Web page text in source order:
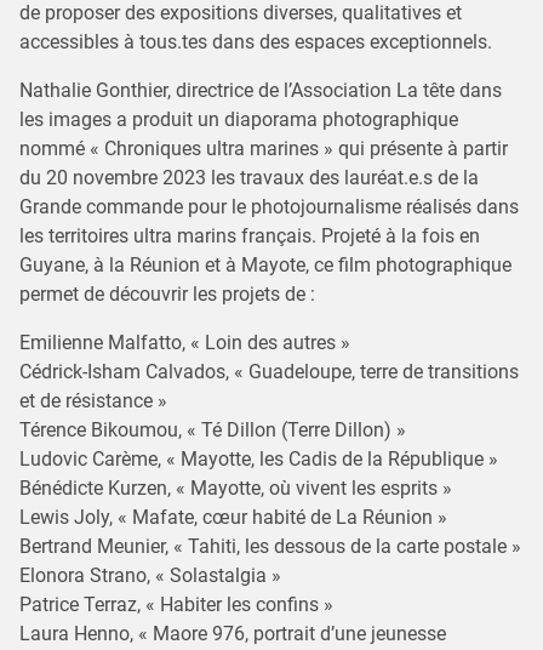
de proposer des expositions diverses, qualitatives et
accessibles à tous.tes dans des espaces exceptionnels.
Nathalie Gonthier, directrice de l’Association La tête dans
les images a produit un diaporama photographique
nommé « Chroniques ultra marines » qui présente à partir
du 20 novembre 2023 les travaux des lauréat.e.s de la
Grande commande pour le photojournalisme réalisés dans
les territoires ultra marins français. Projeté à la fois en
Guyane, à la Réunion et à Mayote, ce film photographique
permet de découvrir les projets de :
Emilienne Malfatto, « Loin des autres »
Cédrick-Isham Calvados, « Guadeloupe, terre de transitions
et de résistance »
Térence Bikoumou, « Té Dillon (Terre Dillon) »
Ludovic Carème, « Mayotte, les Cadis de la République »
Bénédicte Kurzen, « Mayotte, où vivent les esprits »
Lewis Joly, « Mafate, cœur habité de La Réunion »
Bertrand Meunier, « Tahiti, les dessous de la carte postale »
Elonora Strano, « Solastalgia »
Patrice Terraz, « Habiter les confins »
Laura Henno, « Maore 976, portrait d’une jeunesse